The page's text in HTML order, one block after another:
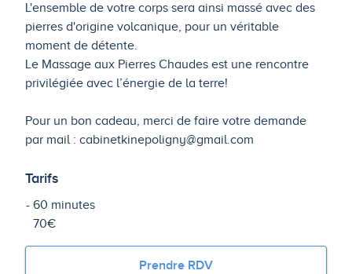
L'ensemble de votre corps sera ainsi massé avec des
pierres d'origine volcanique, pour un véritable
moment de détente.
Le Massage aux Pierres Chaudes est une rencontre
privilégiée avec l’énergie de la terre!
Pour un bon cadeau, merci de faire votre demande
par mail : cabinetkinepoligny@gmail.com
Tarifs
60 minutes
70€
Prendre RDV